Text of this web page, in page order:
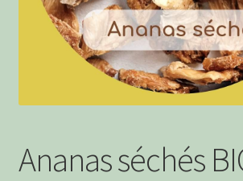
Boissons Alcoolisées
Apéritifs à boire
Boissons Sans Alcool
Ananas séchés